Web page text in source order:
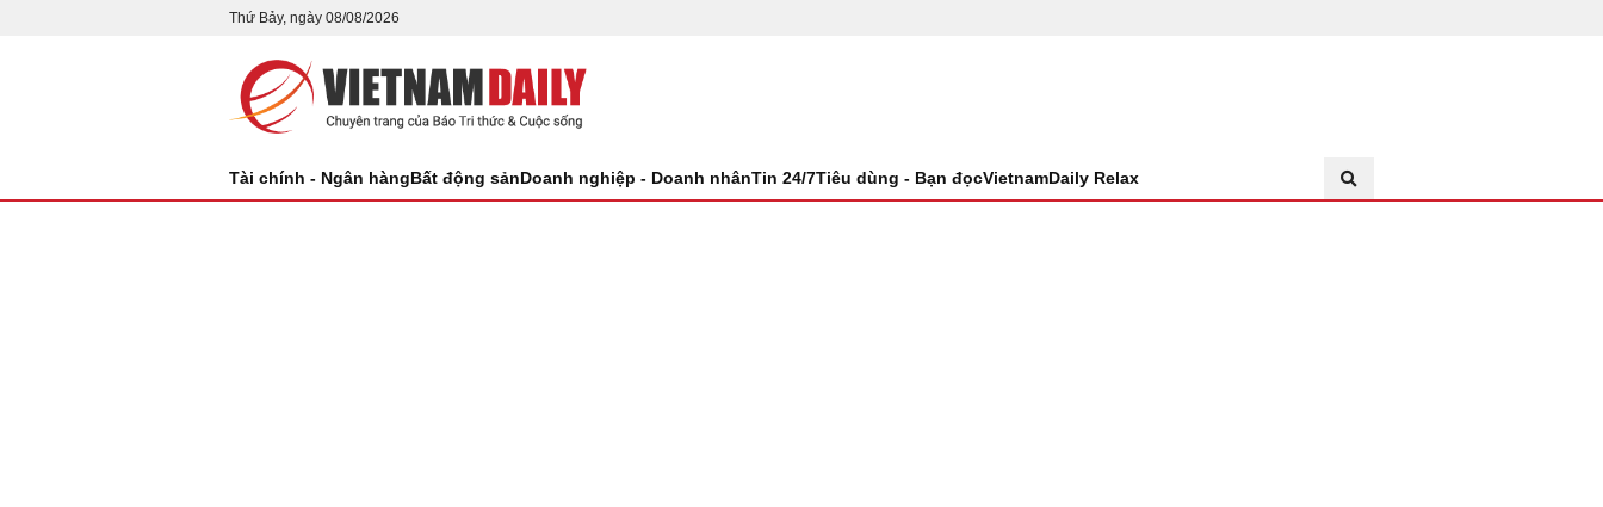
Thứ Bảy, ngày 08/08/2026
Tài chính - Ngân hàngBất động sảnDoanh nghiệp - Doanh nhânTin 24/7Tiêu dùng - Bạn đọcVietnamDaily Relax